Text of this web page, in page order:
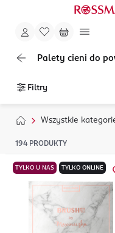
Palety cieni do
Filtry
Wszystkie
194 PRODUKTY
TYLKO U NAS TYLKO ONLINE